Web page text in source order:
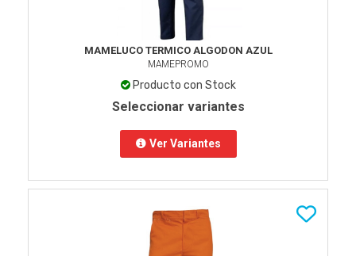
MAMELUCO TERMICO ALGODON AZUL
MAMEPROMO
Producto con Stock
Seleccionar variantes
Ver Variantes